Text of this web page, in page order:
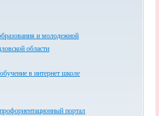
и молодежной
области
в интернет школе
портал